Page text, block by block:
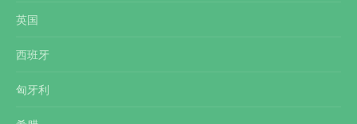
英国
西班牙
匈牙利